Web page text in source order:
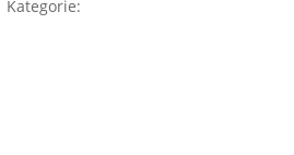
Kategorie: